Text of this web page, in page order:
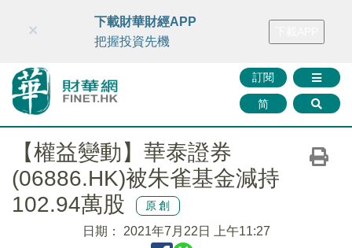
財華智庫網 FINTV FINMETA 財華證券 媒體矩陣
訂閱
简
×
下載財華財經APP
把握投資先機
【權益變動】華泰證券
(06886.HK)被朱雀基金減持
102.94萬股
原創
日期： 2021年7月22日 上午11:27